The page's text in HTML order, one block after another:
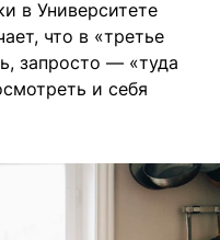
в Университете
что в «третье
запросто — «туда
и себя